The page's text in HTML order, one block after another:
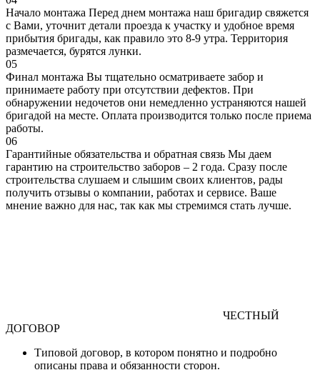
Начало монтажа Перед днем монтажа наш бригадир свяжется
с Вами, уточнит детали проезда к участку и удобное время
прибытия бригады, как правило это 8-9 утра. Территория
размечается, бурятся лунки.
05
Финал монтажа Вы тщательно осматриваете забор и
принимаете работу при отсутствии дефектов. При
обнаружении недочетов они немедленно устраняются нашей
бригадой на месте. Оплата производится только после приема
работы.
06
Гарантийные обязательства и обратная связь Мы даем
гарантию на строительство заборов – 2 года. Сразу после
строительства слушаем и слышим своих клиентов, рады
получить отзывы о компании, работах и сервисе. Ваше
мнение важно для нас, так как мы стремимся стать лучше.
ЧЕСТНЫЙ
ДОГОВОР
Типовой договор, в котором понятно и подробно
описаны права и обязанности сторон.